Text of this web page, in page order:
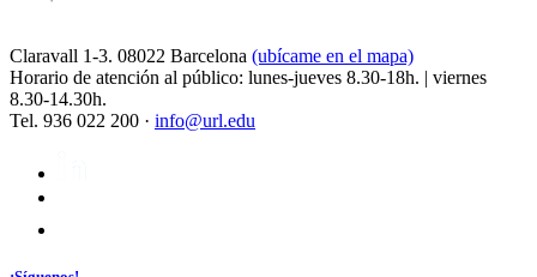
Claravall 1-3. 08022 Barcelona (ubícame en el mapa)
Horario de atención al público: lunes-jueves 8.30-18h. | viernes
8.30-14.30h.
Tel. 936 022 200 · info@url.edu